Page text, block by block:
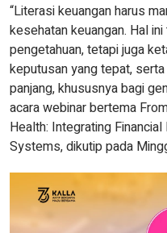
“Literasi keuangan harus
kesehatan keuangan. Hal
pengetahuan, tetapi juga
keputusan yang tepat,
panjang, khususnya bagi
acara webinar bertema
Health: Integrating
Systems, dikutip pada